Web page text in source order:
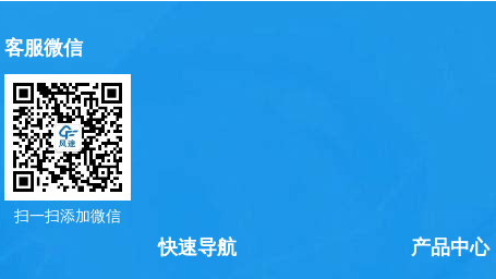
客服微信
扫一扫添加微信
快速导航 产品中心